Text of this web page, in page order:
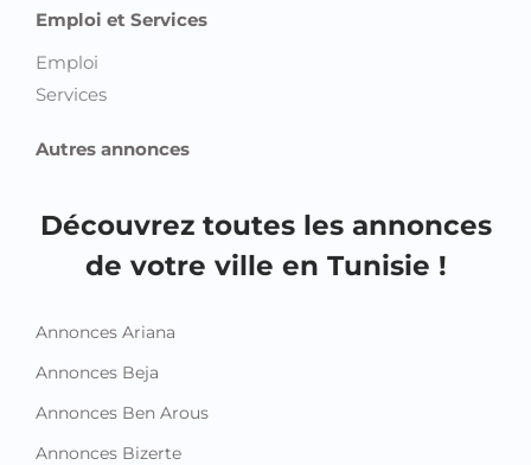
Emploi et Services
Emploi
Services
Autres annonces
Découvrez toutes les annonces
de votre ville en Tunisie !
Annonces Ariana
Annonces Beja
Annonces Ben Arous
Annonces Bizerte